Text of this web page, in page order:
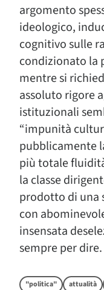
argomento
ideologico,
cognitivo sulle
condizionato la
mentre si
assoluto rigore
istituzionali
“impunità
pubblicamente
più totale
la classe
prodotto di una
con
insensata
sempre per dire.
"politica" attualità